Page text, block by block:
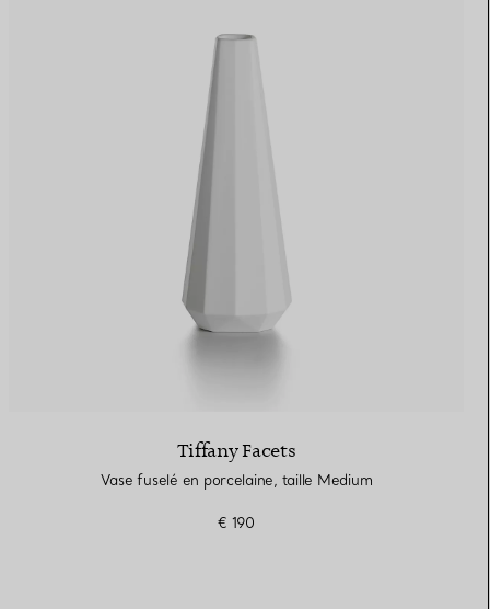
Comment assortir alliance et
Tiffany Facets
Vase fuselé en porcelaine, taille Medium
€ 190